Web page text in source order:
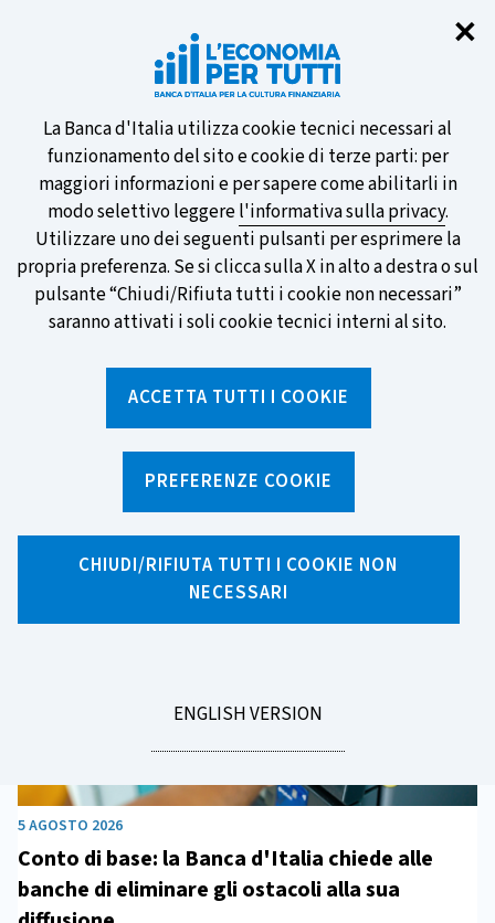
✕
Informativa
sui
cookie
La Banca d'Italia utilizza cookie tecnici necessari al
funzionamento del sito e cookie di terze parti: per
maggiori informazioni e per sapere come abilitarli in
modo selettivo leggerel'informativa sulla privacy.
Utilizzare uno dei seguenti pulsanti per esprimere la
propria preferenza. Se si clicca sulla X in alto a destra o sul
pulsante “Chiudi/Rifiuta tutti i cookie non necessari”
saranno attivati i soli cookie tecnici interni al sito.
ACCETTA TUTTI I COOKIE
PREFERENZE COOKIE
CHIUDI/RIFIUTA TUTTI I COOKIE NON
NECESSARI
GO
ENGLISH VERSION
Partecipa al sondaggio della BCE
sulle nuove banconote e vota la tua
preferita!
SCOPRI DI PIÙ
Archivio Notizie 2026
5 AGOSTO 2026
Conto di base: la Banca d'Italia chiede alle
banche di eliminare gli ostacoli alla sua